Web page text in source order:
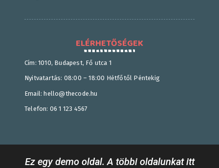
ELÉRHETŐSÉGEK
Cím: 1010, Budapest, Fő utca 1
Nyitvatartás: 08:00 – 18:00 Hétfőtől Péntekig
Email: hello@thecode.hu
Telefon: 06 1 123 4567
Ez egy demo oldal. A többi oldalunkat itt